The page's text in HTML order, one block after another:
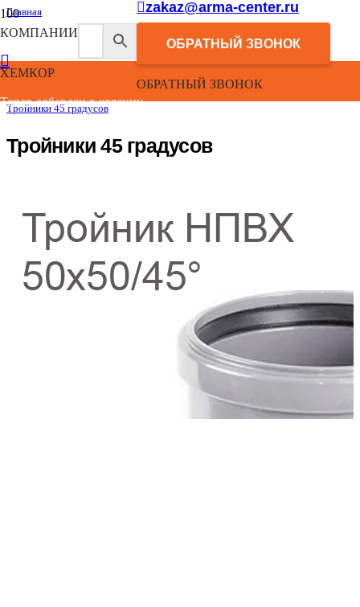
КОМПАНИИ
ХЕМКОР
zakaz@arma-center.ru
ОБРАТНЫЙ ЗВОНОК
ОБРАТНЫЙ ЗВОНОК
Товар добавлен в корзину.
Главная
/
Каталог
Внутренняя канализация НПВХ
/
Фасонные изделия канализации под уплотнительное кольцо
/
Тройники 45 градусов
Тройники 45 градусов